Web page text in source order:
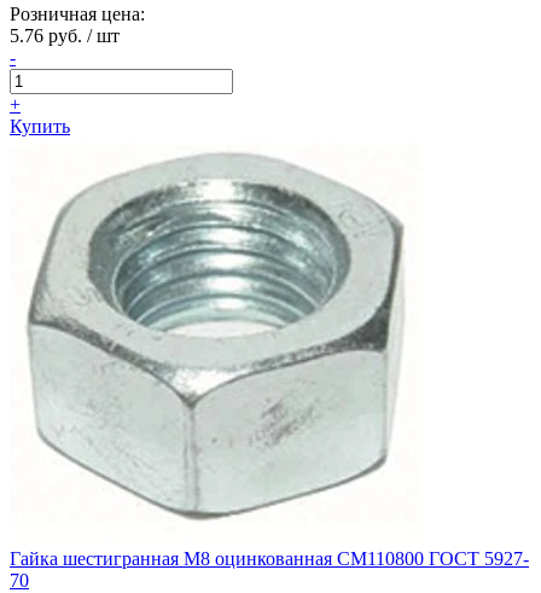
Розничная цена:
5.76 руб. / шт
-
+
Купить
Гайка шестигранная М8 оцинкованная СМ110800 ГОСТ 5927-
70